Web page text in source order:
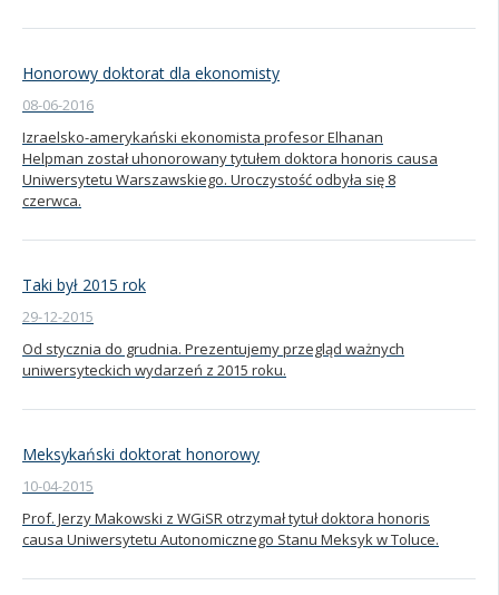
Absolwent
Honorowy doktorat dla ekonomisty
08-06-2016
Izraelsko-amerykański ekonomista profesor Elhanan
Helpman został uhonorowany tytułem doktora honoris causa
Uniwersytetu Warszawskiego. Uroczystość odbyła się 8
czerwca.
Taki był 2015 rok
29-12-2015
Od stycznia do grudnia. Prezentujemy przegląd ważnych
uniwersyteckich wydarzeń z 2015 roku.
Meksykański doktorat honorowy
10-04-2015
Prof. Jerzy Makowski z WGiSR otrzymał tytuł doktora honoris
causa Uniwersytetu Autonomicznego Stanu Meksyk w Toluce.